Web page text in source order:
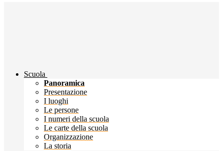
Scuola
Panoramica
Presentazione
I luoghi
Le persone
I numeri della scuola
Le carte della scuola
Organizzazione
La storia